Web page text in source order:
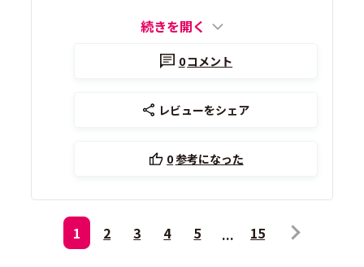
続きを開く
0コメント
レビューをシェア
0参考になった
1 2 3 4 5 15